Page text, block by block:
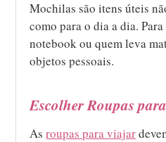
Mochilas são itens úteis
como para o dia a dia.
notebook ou quem leva
objetos pessoais.
Escolher Roupas
Asroupas para viajar